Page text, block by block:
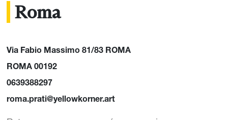
Roma
Via Fabio Massimo 81/83 ROMA
ROMA 00192
0639388297
roma.prati@yellowkorner.art